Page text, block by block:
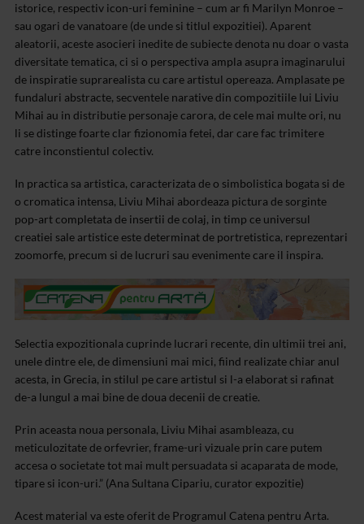
istorice, respectiv icon-uri feminine – cum ar fi Marilyn Monroe –
sau ogari de vanatoare (de unde si titlul expozitiei). Aparent
aleatorii, aceste asocieri inedite de subiecte denota nu doar o vasta
diversitate tematica, ci si o perspectiva ampla asupra imaginarului
de inspiratie suprarealista cu care artistul opereaza. Amplasate pe
fundaluri abstracte, secventele narative din compozitiile lui Liviu
Mihai au in distributie personaje carora, de cele mai multe ori, nu
li se distinge foarte clar fizionomia fetei, dar care fac trimitere
catre inconstientul colectiv.
In practica sa artistica, caracterizata de o simbolistica bogata si de
o cromatica intensa, Liviu Mihai abordeaza pictura de sorginte
pop-art completata de insertii de colaj, in timp ce universul
creatiei sale artistice este determinat de portretistica, reprezentari
zoomorfe, precum si de lucruri sau evenimente care il inspira.
Selectia expozitionala cuprinde lucrari recente, din ultimii trei ani,
unele dintre ele, de dimensiuni mai mici, fiind realizate chiar anul
acesta, in Grecia, in stilul pe care artistul si l-a elaborat si rafinat
de-a lungul a mai bine de doua decenii de creatie.
Prin aceasta noua personala, Liviu Mihai asambleaza, cu
meticulozitate de orfevrier, frame-uri vizuale prin care putem
accesa o societate tot mai mult persuadata si acaparata de mode,
tipare si icon-uri.” (Ana Sultana Cipariu, curator expozitie)
Acest material va este oferit de Programul Catena pentru Arta.